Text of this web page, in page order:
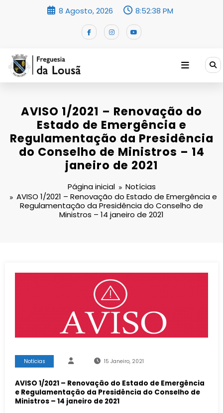
8 Agosto, 2026 8:52:38 PM
AVISO 1/2021 – Renovação do
Estado de Emergência e
Regulamentação da Presidência
do Conselho de Ministros – 14
janeiro de 2021
Página inicial
Notícias
AVISO 1/2021 – Renovação do Estado de Emergência e
Regulamentação da Presidência do Conselho de
Ministros – 14 janeiro de 2021
Notícias 15 Janeiro, 2021
AVISO 1/2021 – Renovação do Estado de Emergência
e Regulamentação da Presidência do Conselho de
Ministros – 14 janeiro de 2021